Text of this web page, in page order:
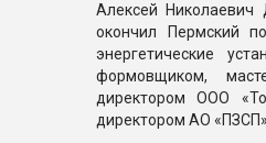
Алексей
окончил Пермский
энергетические
формовщиком,
директором ООО
директором АО «ПЗСП».